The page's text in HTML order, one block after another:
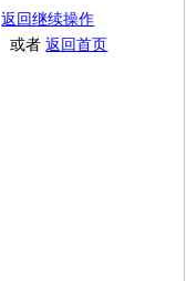
返回继续操作
或者返回首页